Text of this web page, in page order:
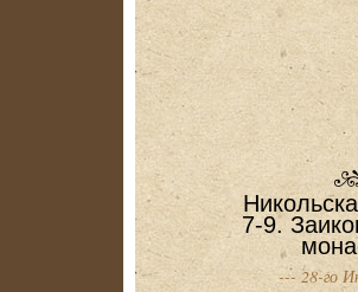
7-9.
--- 28-го